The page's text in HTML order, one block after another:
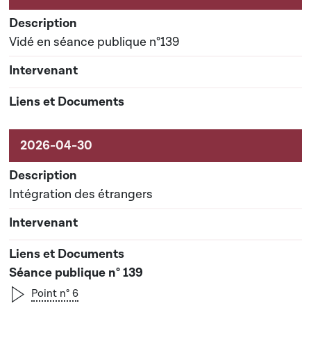
Vidé en séance publique n°139
Intégration des étrangers
Séance publique n° 139
Point n° 6